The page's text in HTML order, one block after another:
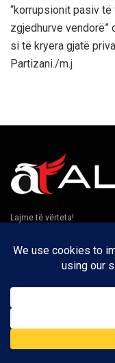
“korrupsionit pasiv
zgjedhurve vendorë”
si të kryera gjatë
Partizani./m.j
Lajme të vërteta!
Të tjera
Kontakt
Na ndiqni